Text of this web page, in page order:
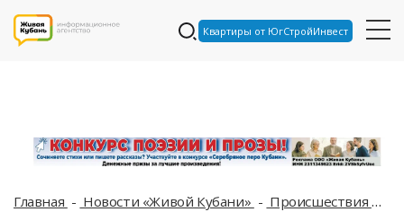
Квартиры от ЮгСтройИнвест
Главная Новости «Живой Кубани» Происшествия